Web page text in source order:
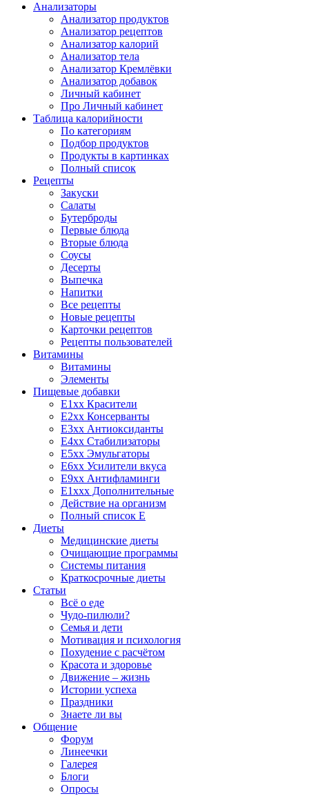
Анализаторы
Анализатор продуктов
Анализатор рецептов
Анализатор калорий
Анализатор тела
Анализатор Кремлёвки
Анализатор добавок
Личный кабинет
Про Личный кабинет
Таблица калорийности
По категориям
Подбор продуктов
Продукты в картинках
Полный список
Рецепты
Закуски
Салаты
Бутерброды
Первые блюда
Вторые блюда
Соусы
Десерты
Выпечка
Напитки
Все рецепты
Новые рецепты
Карточки рецептов
Рецепты пользователей
Витамины
Витамины
Элементы
Пищевые добавки
E1xx Красители
E2xx Консерванты
E3xx Антиоксиданты
E4xx Стабилизаторы
E5xx Эмульгаторы
E6xx Усилители вкуса
E9xx Антифламинги
E1xxx Дополнительные
Действие на организм
Полный список E
Диеты
Медицинские диеты
Очищающие программы
Системы питания
Краткосрочные диеты
Статьи
Всё о еде
Чудо-пилюли?
Семья и дети
Мотивация и психология
Похудение с расчётом
Красота и здоровье
Движение – жизнь
Истории успеха
Праздники
Знаете ли вы
Общение
Форум
Линеечки
Галерея
Блоги
Опросы